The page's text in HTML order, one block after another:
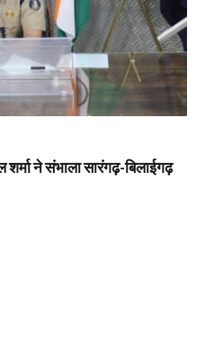
ने संभाला सारंगढ़-बिलाईगढ़